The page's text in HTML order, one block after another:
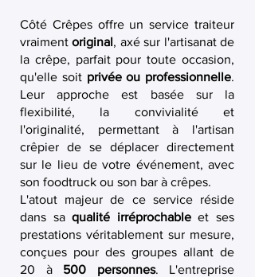
Côté Crêpes offre un service traiteur
vraimentoriginal, axé sur l'artisanat de
la crêpe, parfait pour toute occasion,
qu'elle soit privée ou professionnelle.
Leur approche est basée sur la
flexibilité, la convivialité et
l'originalité, permettant à l'artisan
crêpier de se déplacer directement
sur le lieu de votre événement, avec
son foodtruck ou son bar à crêpes.
L'atout majeur de ce service réside
dans saqualité irréprochableet ses
prestations véritablement sur mesure,
conçues pour des groupes allant de
20 à 500 personnes. L'entreprise